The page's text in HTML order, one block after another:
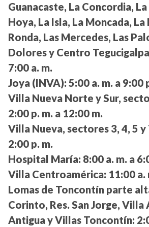
Guanacaste, La Concordia,
Hoya, La Isla, La Moncada, La
Ronda, Las Mercedes, Las
Dolores y Centro
7:00 a. m.
Joya (INVA): 5:00 a. m. a 9:00
Villa Nueva Norte y Sur,
2:00 p. m. a 12:00 m.
Villa Nueva, sectores 3, 4, 5 y
2:00 p. m.
Hospital María: 8:00 a. m. a
Villa Centroamérica: 11:00 a.
Lomas de Toncontín parte
Corinto, Res. San Jorge, Villa
Antigua y Villas Toncontín: